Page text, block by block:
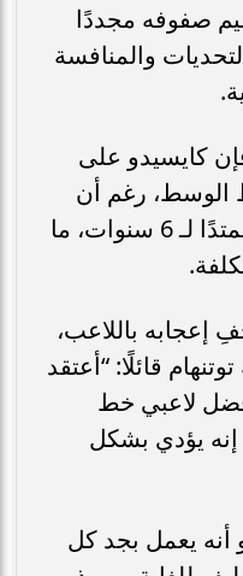
صفوفه مجددًا
والمنافسة
كايسيدو على
الوسط، رغم أن
عقده مع تشيلسي لا يزال ممتدًا لـ 6 سنوات، ما
إعجابه باللاعب،
قائلًا: “أعتقد
لاعبي خط
يؤدي بشكل
أنه يعمل بجد كل